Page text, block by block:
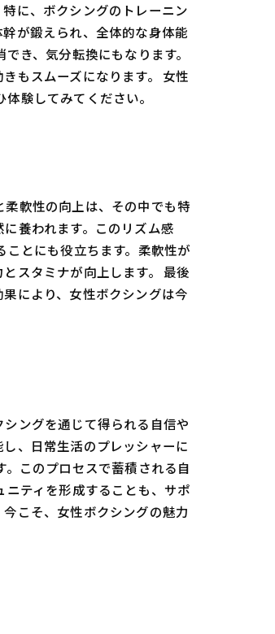
に、ボクシングのトレーニン
が鍛えられ、全体的な身体能
き、気分転換にもなります。
もスムーズになります。 女性
験してみてください。
軟性の向上は、その中でも特
養われます。このリズム感
とにも役立ちます。柔軟性が
スタミナが向上します。 最後
により、女性ボクシングは今
ングを通じて得られる自信や
、日常生活のプレッシャーに
このプロセスで蓄積される自
ティを形成することも、サポ
こそ、女性ボクシングの魅力